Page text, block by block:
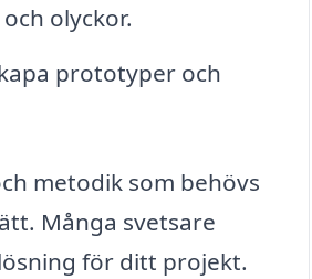
olyckor.
prototyper och
metodik som behövs
Många svetsare
för ditt projekt.